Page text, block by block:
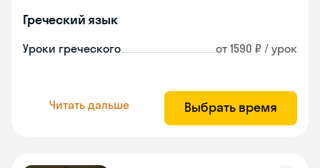
Греческий язык
Уроки греческого от 1590 ₽ / урок
Читать дальше Выбрать время